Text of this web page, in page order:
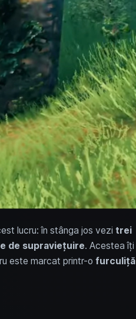
lucru: în stânga jos vezi trei
de supraviețuire. Acestea îți
este marcat printr-o furculiță